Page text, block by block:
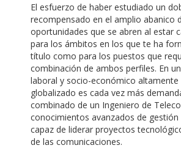
El esfuerzo de haber estudiado un
recompensado en el amplio abanico
oportunidades que se abren al estar
para los ámbitos en los que te ha
título como para los puestos que
combinación de ambos perfiles. En
laboral y socio-económico
globalizado es cada vez más
combinado de un Ingeniero de
conocimientos avanzados de gestión
capaz de liderar proyectos
de las comunicaciones.